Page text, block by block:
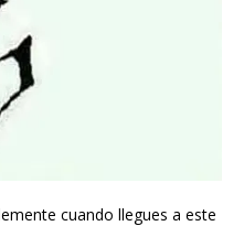
cuando llegues a este